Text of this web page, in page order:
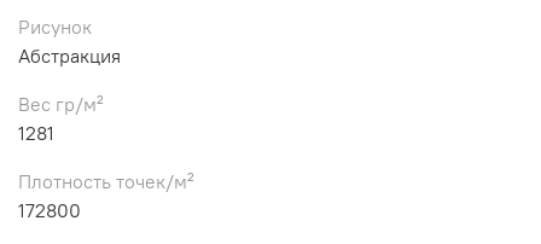
Рисунок
Абстракция
Вес гр/м²
1281
Плотность точек/м²
172800